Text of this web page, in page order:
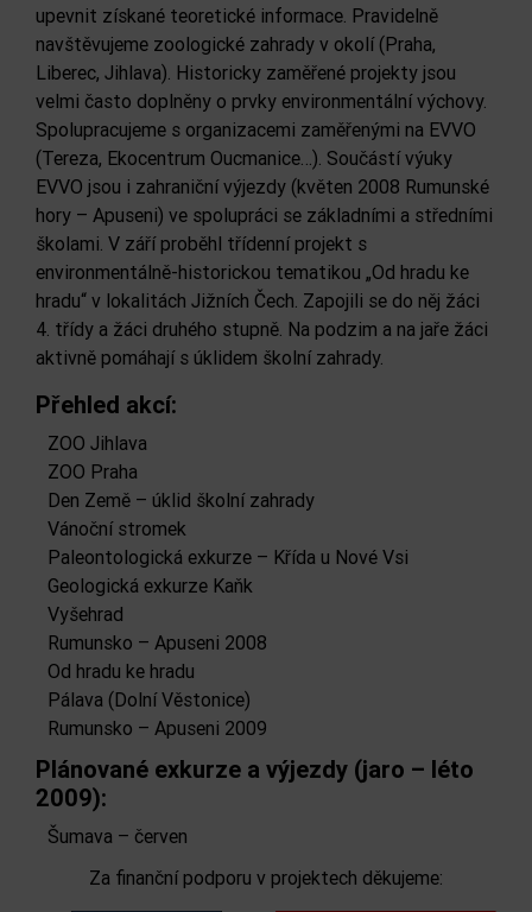
upevnit získané teoretické informace. Pravidelně
navštěvujeme zoologické zahrady v okolí (Praha,
Liberec, Jihlava). Historicky zaměřené projekty jsou
velmi často doplněny o prvky environmentální výchovy.
Spolupracujeme s organizacemi zaměřenými na EVVO
(Tereza, Ekocentrum Oucmanice…). Součástí výuky
EVVO jsou i zahraniční výjezdy (květen 2008 Rumunské
hory – Apuseni) ve spolupráci se základními a středními
školami. V září proběhl třídenní projekt s
environmentálně-historickou tematikou „Od hradu ke
hradu“ v lokalitách Jižních Čech. Zapojili se do něj žáci
4. třídy a žáci druhého stupně. Na podzim a na jaře žáci
aktivně pomáhají s úklidem školní zahrady.
Přehled akcí:
ZOO Jihlava
ZOO Praha
Den Země – úklid školní zahrady
Vánoční stromek
Paleontologická exkurze – Křída u Nové Vsi
Geologická exkurze Kaňk
Vyšehrad
Rumunsko – Apuseni 2008
Od hradu ke hradu
Pálava (Dolní Věstonice)
Rumunsko – Apuseni 2009
Plánované exkurze a výjezdy (jaro – léto
2009):
Šumava – červen
Za finanční podporu v projektech děkujeme: